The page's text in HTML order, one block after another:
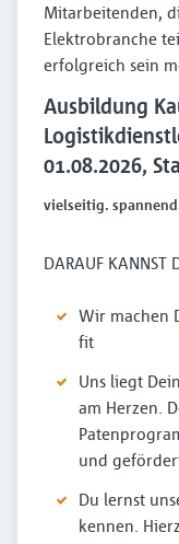
Mitarbeitenden,
Elektrobranche
erfolgreich sein
Ausbildung
01.08.2026,
vielseitig.
DARAUF KANNST
Wir machen
fit
Uns liegt
am Herzen.
und
Du lernst
kennen.